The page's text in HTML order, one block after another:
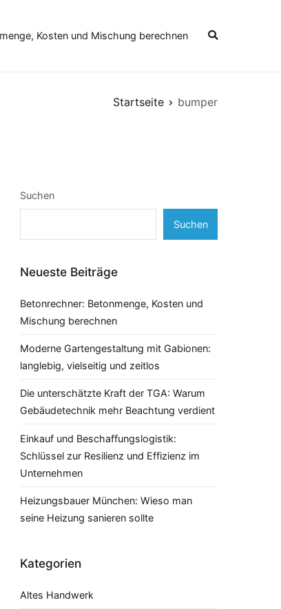
Kosten und Mischung berechnen
Startseite bumper
Suchen
Suchen
Neueste Beiträge
Betonrechner: Betonmenge, Kosten und
Mischung berechnen
Moderne Gartengestaltung mit Gabionen:
langlebig, vielseitig und zeitlos
Die unterschätzte Kraft der TGA: Warum
Gebäudetechnik mehr Beachtung verdient
Einkauf und Beschaffungslogistik:
Schlüssel zur Resilienz und Effizienz im
Unternehmen
Heizungsbauer München: Wieso man
seine Heizung sanieren sollte
Kategorien
Altes Handwerk